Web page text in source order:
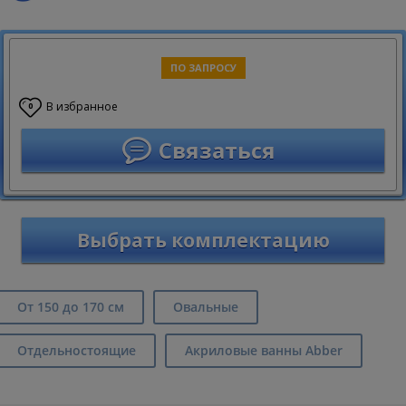
ПО ЗАПРОСУ
0 В избранное
Связаться
Выбрать комплектацию
От 150 до 170 см Овальные
Отдельностоящие Акриловые ванны Abber